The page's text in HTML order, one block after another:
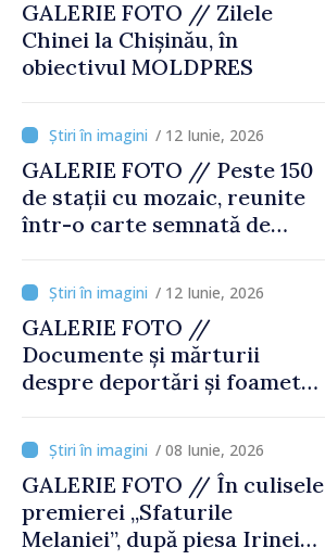
GALERIE FOTO // Zilele
Chinei la Chișinău, în
obiectivul MOLDPRES
/ 12 Iunie, 2026
GALERIE FOTO // Peste 150
de stații cu mozaic, reunite
într-o carte semnată de
/ 12 Iunie, 2026
GALERIE FOTO //
Documente și mărturii
despre deportări și foamete,
„Teroarea de stat în Moldova
sovietică. Amploare, victime
și făptași”
/ 08 Iunie, 2026
GALERIE FOTO // În culisele
premierei „Sfaturile
Melaniei”, după piesa Irinei